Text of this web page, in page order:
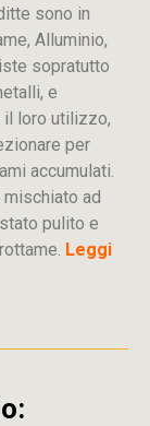
sono in
Alluminio,
sopratutto
e
il loro utilizzo,
per
accumulati.
ad
pulito e
Leggi